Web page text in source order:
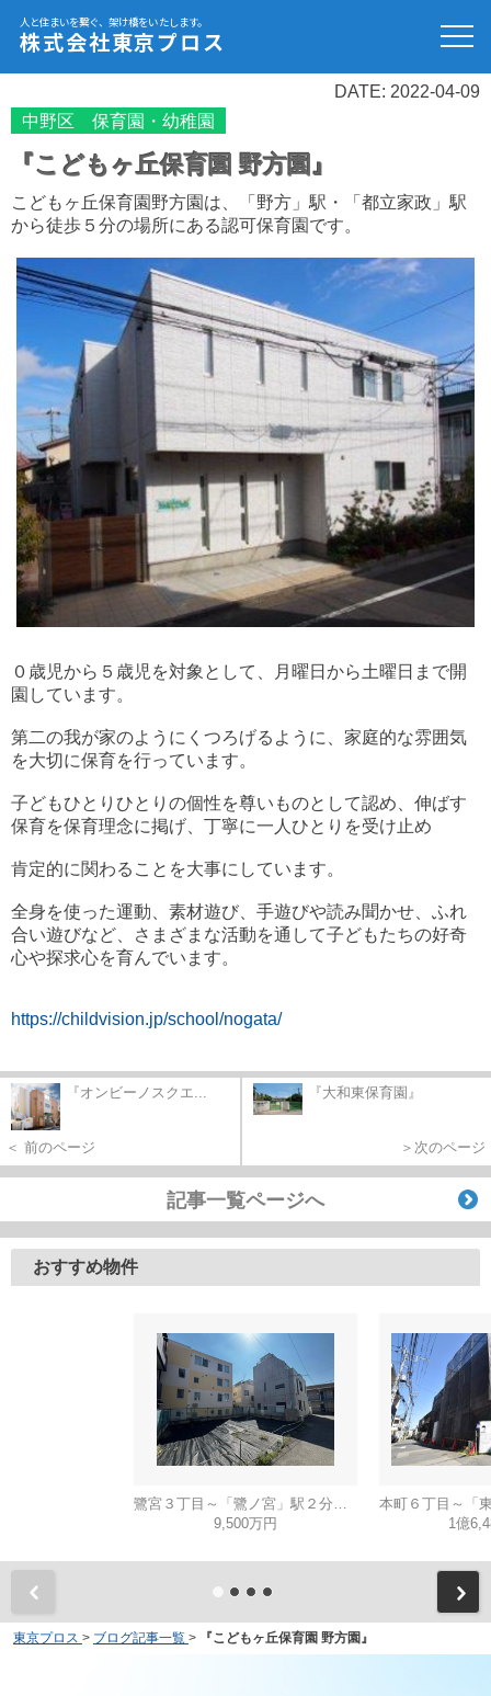
人と住まいを繋ぐ、架け橋をいたします。
株式会社東京プロス
DATE: 2022-04-09
中野区 保育園・幼稚園
『こどもヶ丘保育園 野方園』
こどもヶ丘保育園野方園は、「野方」駅・「都立家政」駅
から徒歩５分の場所にある認可保育園です。
０歳児から５歳児を対象として、月曜日から土曜日まで開
園しています。
第二の我が家のようにくつろげるように、家庭的な雰囲気
を大切に保育を行っています。
子どもひとりひとりの個性を尊いものとして認め、伸ばす
保育を保育理念に掲げ、丁寧に一人ひとりを受け止め
肯定的に関わることを大事にしています。
全身を使った運動、素材遊び、手遊びや読み聞かせ、ふれ
合い遊びなど、さまざまな活動を通して子どもたちの好奇
心や探求心を育んでいます。
https://childvision.jp/school/nogata/
『オンビーノスクエ...
＜ 前のページ
『大和東保育園』
＞次のページ
記事一覧ページへ
おすすめ物件
9,500万円
1億
東京プロス > ブログ記事一覧 > 『こどもヶ丘保育園 野方園』